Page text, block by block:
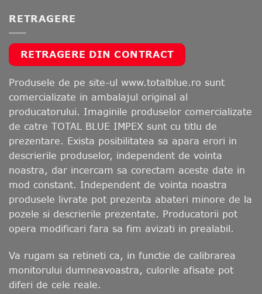
RETRAGERE
RETRAGERE DIN CONTRACT
Produsele de pe site-ul www.totalblue.ro sunt
comercializate in ambalajul original al
producatorului. Imaginile produselor comercializate
de catre TOTAL BLUE IMPEX sunt cu titlu de
prezentare. Exista posibilitatea sa apara erori in
descrierile produselor, independent de vointa
noastra, dar incercam sa corectam aceste date in
mod constant. Independent de vointa noastra
produsele livrate pot prezenta abateri minore de la
pozele si descrierile prezentate. Producatorii pot
opera modificari fara sa fim avizati in prealabil.
Va rugam sa retineti ca, in functie de calibrarea
monitorului dumneavoastra, culorile afisate pot
diferi de cele reale.